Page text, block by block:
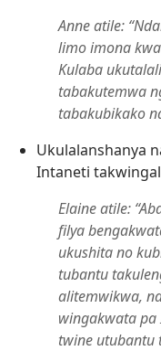
Anne atile:
limo imona
Kulaba
tabakutemwa
tabakubikako
Ukulalanshanya
Intaneti
Elaine atile:
filya
ukushita no
tubantu
alitemwikwa,
wingakwata
twine utubantu